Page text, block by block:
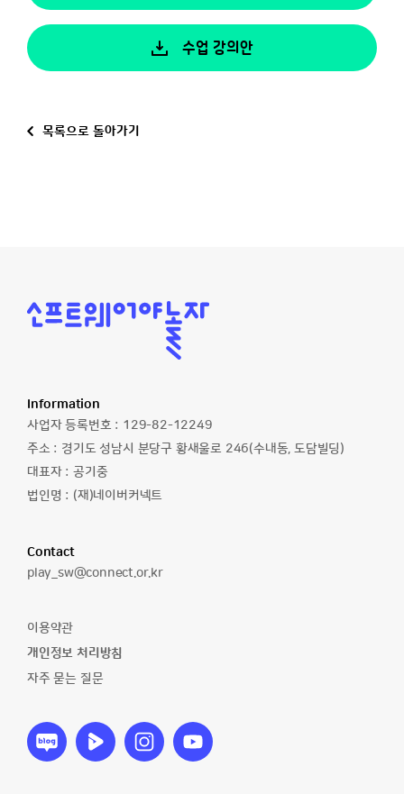
수업 강의안
목록으로 돌아가기
소
프
놀
자
Information
사업자 등록번호 : 129-82-12249
주소 : 경기도 성남시 분당구 황새울로 246(수내동, 도담빌딩)
대표자 : 공기중
법인명 : (재)네이버커넥트
Contact
이
일
play_sw@connect.or.kr
이용약관
개인정보 처리방침
자주 묻는 질문
소
프
트
소
프
트
소
프
트
소
프
트